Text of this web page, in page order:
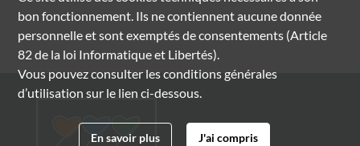
bon fonctionnement. Ils ne contiennent aucune donnée
personnelle et sont exemptés de consentements (Article
82 de la loi Informatique et Libertés).
Vous pouvez consulter les conditions générales
d’utilisation sur le lien ci-dessous.
En savoir plus J'ai compris